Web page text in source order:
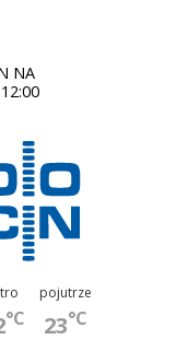
NA
°C
pojutrze
23°C